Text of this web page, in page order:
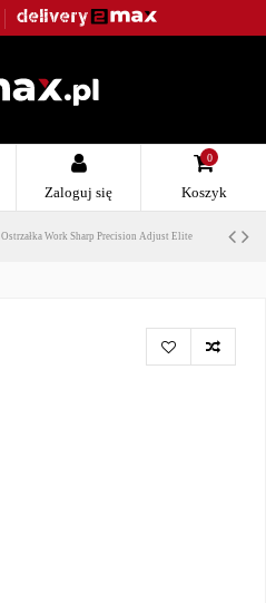
Zaloguj się
0
Koszyk
Ostrzałka Work Sharp Precision Adjust Elite